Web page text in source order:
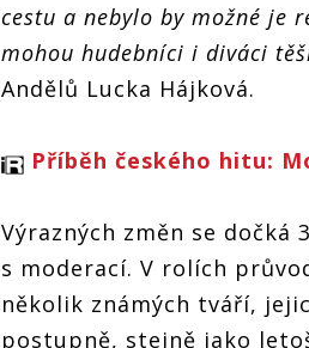
cestu a nebylo by možné je
mohou hudebníci i diváci
Andělů Lucka Hájková.
Příběh českého hitu:
Výrazných změn se dočká
s moderací. V rolích
několik známých tváří,
postupně, stejně jako